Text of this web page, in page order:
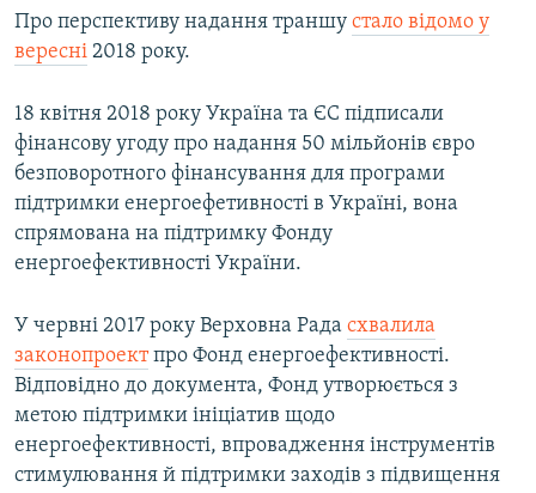
Про перспективу надання траншу стало відомо у
вересні 2018 року.
18 квітня 2018 року Україна та ЄС підписали
фінансову угоду про надання 50 мільйонів євро
безповоротного фінансування для програми
підтримки енергоефетивності в Україні, вона
спрямована на підтримку Фонду
енергоефективності України.
У червні 2017 року Верховна Рада схвалила
законопроектпро Фонд енергоефективності.
Відповідно до документа, Фонд утворюється з
метою підтримки ініціатив щодо
енергоефективності, впровадження інструментів
стимулювання й підтримки заходів з підвищення